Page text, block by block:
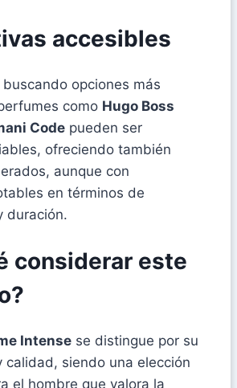
accesibles
opciones más
como Hugo Boss
Code pueden ser
ofreciendo también
aunque con
en términos de
duración.
considerar este
Intense se distingue por su
calidad, siendo una elección
el hombre que valora la